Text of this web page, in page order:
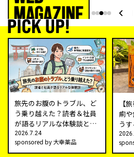
旅先のお腹のトラブル、ど
う乗り越えた？読者＆社員
が語るリアルな体験談とお
すすめ常備薬
2026.7.24
sponsored by 大幸薬品
【
痢
う
がお